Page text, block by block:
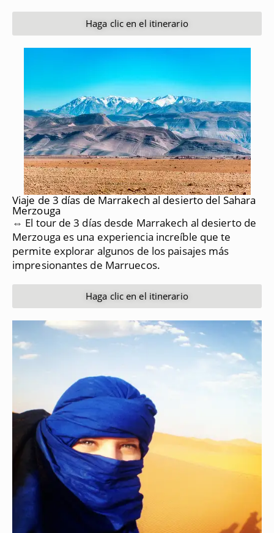
Haga clic en el itinerario
Viaje de 3 días de Marrakech al desierto del Sahara
Merzouga
⇔ El tour de 3 días desde Marrakech al desierto de
Merzouga es una experiencia increíble que te
permite explorar algunos de los paisajes más
impresionantes de Marruecos.
Haga clic en el itinerario